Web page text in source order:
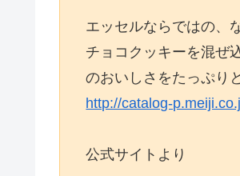
エッセルならではの、
チョコクッキーを混ぜ
のおいしさをたっぷり
http://catalog-
公式サイトより